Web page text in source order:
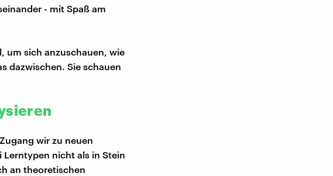
- mit Spaß am
um sich anzuschauen, wie
dazwischen. Sie schauen
wir zu neuen
Lerntypen nicht als in Stein
an theoretischen